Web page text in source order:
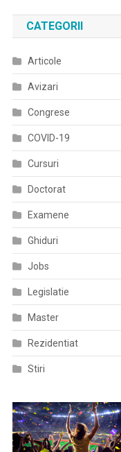
CATEGORII
Articole
Avizari
Congrese
COVID-19
Cursuri
Doctorat
Examene
Ghiduri
Jobs
Legislatie
Master
Rezidentiat
Stiri